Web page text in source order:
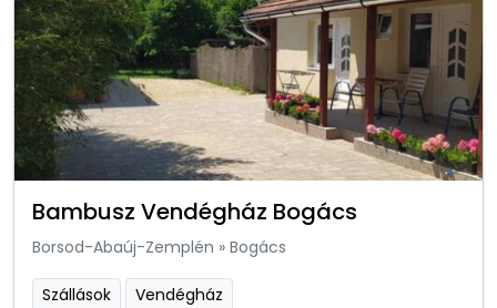
Bambusz Vendégház Bogács
Borsod-Abaúj-Zemplén » Bogács
Szállások Vendégház